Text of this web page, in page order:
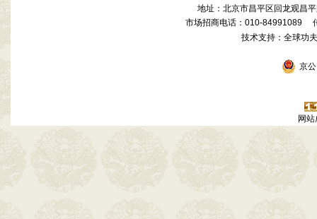
地址：北京市昌平区回龙观昌
市场招商电话：010-84991089
技术支持：全球
京公
网